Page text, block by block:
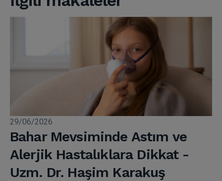
29/06/2026
Bahar Mevsiminde Astım ve
Alerjik Hastalıklara Dikkat -
Uzm. Dr. Haşim Karakuş